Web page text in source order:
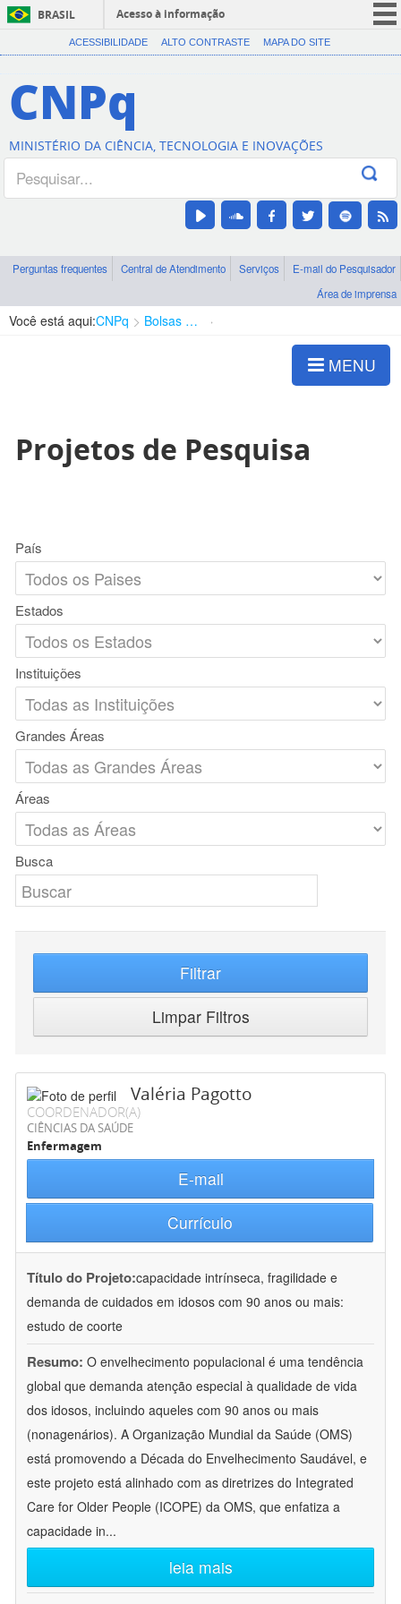
BRASIL
Acesso à informação
CORONAVÍRUS (COVID-19)
Canais
ACESSIBILIDADE ALTO CONTRASTE MAPA DO SITE
CNPq
MINISTÉRIO DA CIÊNCIA, TECNOLOGIA E INOVAÇÕES
Perguntas frequentes Central de Atendimento Serviços
E-mail do Pesquisador
Área de imprensa
Você está aqui:CNPq Bolsas e Auxílios Vigentes
MENU
Projetos de Pesquisa
País
Estados
Instituições
Grandes Áreas
Áreas
Busca
Filtrar
Limpar Filtros
Valéria Pagotto
COORDENADOR(A)
CIÊNCIAS DA SAÚDE
Enfermagem
E-mail
Currículo
Título do Projeto:capacidade intrínseca, fragilidade e
demanda de cuidados em idosos com 90 anos ou mais:
estudo de coorte
Resumo: O envelhecimento populacional é uma tendência
global que demanda atenção especial à qualidade de vida
dos idosos, incluindo aqueles com 90 anos ou mais
(nonagenários). A Organização Mundial da Saúde (OMS)
está promovendo a Década do Envelhecimento Saudável, e
este projeto está alinhado com as diretrizes do Integrated
Care for Older People (ICOPE) da OMS, que enfatiza a
capacidade in...
leia mais